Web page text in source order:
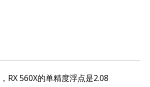
560X的单精度浮点是2.08